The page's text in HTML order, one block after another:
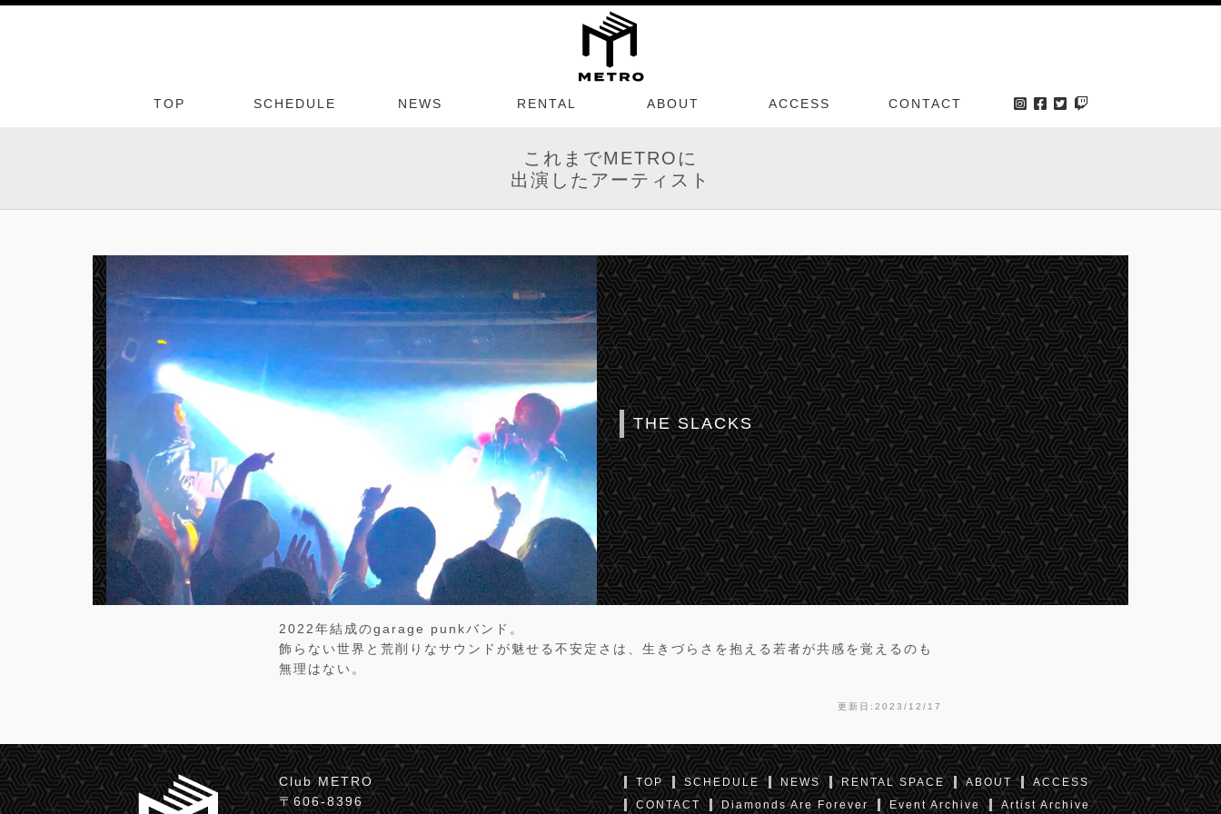
TOP SCHEDULE NEWS RENTAL ABOUT ACCESS CONTACT
これまでMETROに
出演したアーティスト
THE SLACKS
2022年結成のgarage punkバンド。
飾らない世界と荒削りなサウンドが魅せる不安定さは、生きづらさを抱える若者が共感を覚えるのも
無理はない。
更新日:2023/12/17
Club METRO
〒606-8396
TOP SCHEDULE NEWS RENTAL SPACE ABOUT
ACCESS
CONTACT
Diamonds Are Forever Event Archive Artist Archive